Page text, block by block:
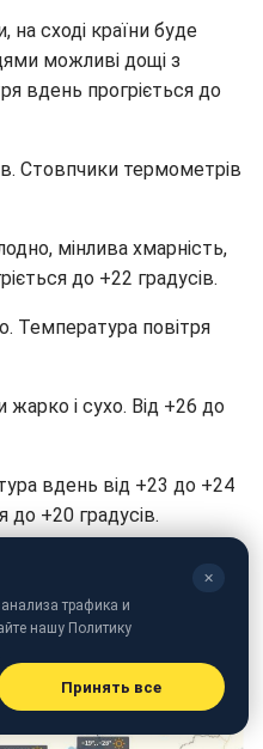
сході країни буде
можливі дощі з
вдень прогріється до
Стовпчики термометрів
мінлива хмарність,
до +22 градусів.
Температура повітря
жарко і сухо. Від +26 до
вдень від +23 до +24
до +20 градусів.
✕
трафика и
нашу Политику
Принять все